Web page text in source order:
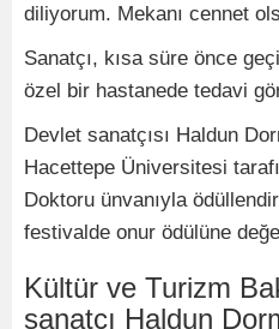
diliyorum. Mekanı cennet
Sanatçı, kısa süre önce
özel bir hastanede tedavi
Devlet sanatçısı Haldun
Hacettepe Üniversitesi
Doktoru ünvanıyla
festivalde onur ödülüne
Kültür ve Turizm
sanatçı Haldun